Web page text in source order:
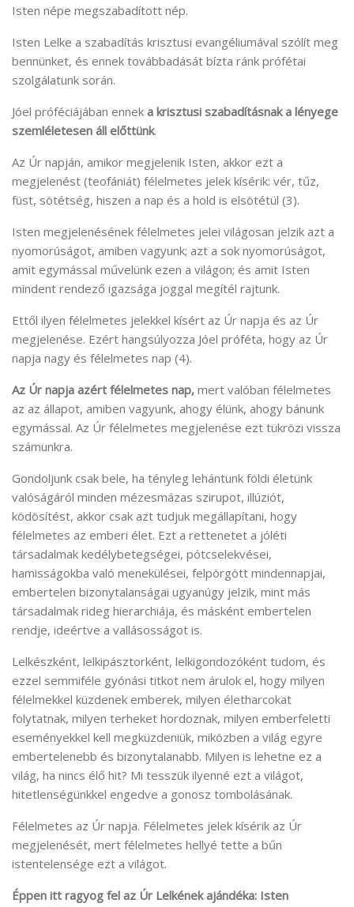
Isten népe megszabadított nép.
Isten Lelke a szabadítás krisztusi evangéliumával szólít meg
bennünket, és ennek továbbadását bízta ránk prófétai
szolgálatunk során.
Jóel próféciájában ennek a krisztusi szabadításnak a lényege
szemléletesen áll előttünk.
Az Úr napján, amikor megjelenik Isten, akkor ezt a
megjelenést (teofániát) félelmetes jelek kísérik: vér, tűz,
füst, sötétség, hiszen a nap és a hold is elsötétül (3).
Isten megjelenésének félelmetes jelei világosan jelzik azt a
nyomorúságot, amiben vagyunk; azt a sok nyomorúságot,
amit egymással művelünk ezen a világon; és amit Isten
mindent rendező igazsága joggal megítél rajtunk.
Ettől ilyen félelmetes jelekkel kísért az Úr napja és az Úr
megjelenése. Ezért hangsúlyozza Jóel próféta, hogy az Úr
napja nagy és félelmetes nap (4).
Az Úr napja azért félelmetes nap, mert valóban félelmetes
az az állapot, amiben vagyunk, ahogy élünk, ahogy bánunk
egymással. Az Úr félelmetes megjelenése ezt tükrözi vissza
számunkra.
Gondoljunk csak bele, ha tényleg lehántunk földi életünk
valóságáról minden mézesmázas szirupot, illúziót,
ködösítést, akkor csak azt tudjuk megállapítani, hogy
félelmetes az emberi élet. Ezt a rettenetet a jóléti
társadalmak kedélybetegségei, pótcselekvései,
hamisságokba való menekülései, felpörgött mindennapjai,
embertelen bizonytalanságai ugyanúgy jelzik, mint más
társadalmak rideg hierarchiája, és másként embertelen
rendje, ideértve a vallásosságot is.
Lelkészként, lelkipásztorként, lelkigondozóként tudom, és
ezzel semmiféle gyónási titkot nem árulok el, hogy milyen
félelmekkel küzdenek emberek, milyen életharcokat
folytatnak, milyen terheket hordoznak, milyen emberfeletti
eseményekkel kell megküzdeniük, miközben a világ egyre
embertelenebb és bizonytalanabb. Milyen is lehetne ez a
világ, ha nincs élő hit? Mi tesszük ilyenné ezt a világot,
hitetlenségünkkel engedve a gonosz tombolásának.
Félelmetes az Úr napja. Félelmetes jelek kísérik az Úr
megjelenését, mert félelmetes hellyé tette a bűn
istentelensége ezt a világot.
Éppen itt ragyog fel az Úr Lelkének ajándéka: Isten